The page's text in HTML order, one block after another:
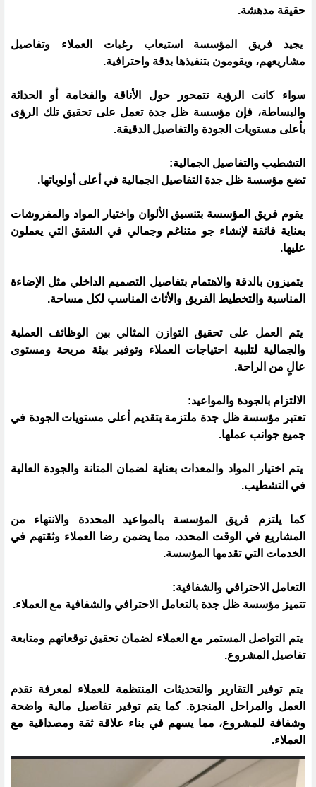
حقيقة مدهشة.
يجيد فريق المؤسسة استيعاب رغبات العملاء وتفاصيل
مشاريعهم، ويقومون بتنفيذها بدقة واحترافية.
سواء كانت الرؤية تتمحور حول الأناقة والفخامة أو الحداثة
والبساطة، فإن مؤسسة ظل جدة تعمل على تحقيق تلك الرؤى
بأعلى مستويات الجودة والتفاصيل الدقيقة.
التشطيب والتفاصيل الجمالية:
تضع مؤسسة ظل جدة التفاصيل الجمالية في أعلى أولوياتها.
يقوم فريق المؤسسة بتنسيق الألوان واختيار المواد والمفروشات
بعناية فائقة لإنشاء جو متناغم وجمالي في الشقق التي يعملون
عليها.
يتميزون بالدقة والاهتمام بتفاصيل التصميم الداخلي مثل الإضاءة
المناسبة والتخطيط الفريق والأثاث المناسب لكل مساحة.
يتم العمل على تحقيق التوازن المثالي بين الوظائف العملية
والجمالية لتلبية احتياجات العملاء وتوفير بيئة مريحة ومستوى
عالٍ من الراحة.
الالتزام بالجودة والمواعيد:
تعتبر مؤسسة ظل جدة ملتزمة بتقديم أعلى مستويات الجودة في
جميع جوانب عملها.
يتم اختيار المواد والمعدات بعناية لضمان المتانة والجودة العالية
في التشطيب.
كما يلتزم فريق المؤسسة بالمواعيد المحددة والانتهاء من
المشاريع في الوقت المحدد، مما يضمن رضا العملاء وثقتهم في
الخدمات التي تقدمها المؤسسة.
التعامل الاحترافي والشفافية:
تتميز مؤسسة ظل جدة بالتعامل الاحترافي والشفافية مع العملاء.
يتم التواصل المستمر مع العملاء لضمان تحقيق توقعاتهم ومتابعة
تفاصيل المشروع.
يتم توفير التقارير والتحديثات المنتظمة للعملاء لمعرفة تقدم
العمل والمراحل المنجزة. كما يتم توفير تفاصيل مالية واضحة
وشفافة للمشروع، مما يسهم في بناء علاقة ثقة ومصداقية مع
العملاء.